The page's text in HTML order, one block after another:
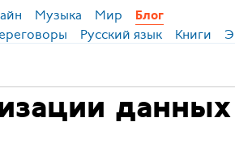
Музыка Мир Блог
Русский язык Книги